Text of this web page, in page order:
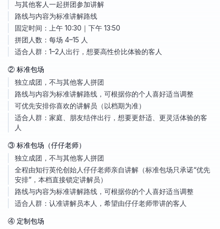
与其他客人一起拼团参加讲解
路线与内容为标准讲解路线
固定时间：上午 10:30｜下午 13:50
拼团人数：每场 4–15 人
适合人群：1–2人出行，想要高性价比体验的客人
② 标准包场
独立成团，不与其他客人拼团
路线与内容为标准讲解路线，可根据你的个人喜好适当调整
可优先安排你喜欢的讲解员（以档期为准）
适合人群：家庭、朋友结伴出行，想要更舒适、更灵活体验的客
人
③ 标准包场（仔仔老师）
独立成团，不与其他客人拼团
全程由知行英伦创始人仔仔老师亲自讲解（标准包场只承诺“优先
安排”，本档直接锁定讲解员）
路线与内容为标准讲解路线，可根据你的个人喜好适当调整
适合人群：认准讲解员本人，希望由仔仔老师带讲的客人
④ 定制包场